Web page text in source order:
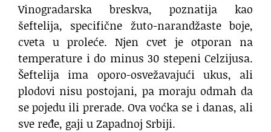
Vinogradarska breskva, poznatija kao
šeftelija, specifične žuto-narandžaste boje,
cveta u proleće. Njen cvet je otporan na
temperature i do minus 30 stepeni Celzijusa.
Šeftelija ima oporo-osvežavajući ukus, ali
plodovi nisu postojani, pa moraju odmah da
se pojedu ili prerade. Ova voćka se i danas, ali
sve ređe, gaji u Zapadnoj Srbiji.